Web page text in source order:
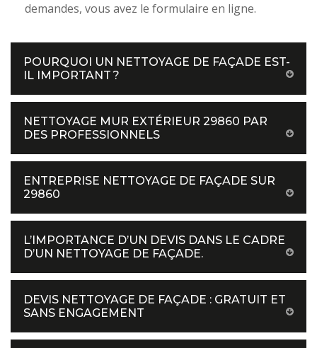
demandes, vous avez le formulaire en ligne.
POURQUOI UN NETTOYAGE DE FAÇADE EST-
IL IMPORTANT ?
NETTOYAGE MUR EXTÉRIEUR 29860 PAR
DES PROFESSIONNELS
ENTREPRISE NETTOYAGE DE FAÇADE SUR
29860
L’IMPORTANCE D’UN DEVIS DANS LE CADRE
D’UN NETTOYAGE DE FAÇADE.
DEVIS NETTOYAGE DE FAÇADE : GRATUIT ET
SANS ENGAGEMENT